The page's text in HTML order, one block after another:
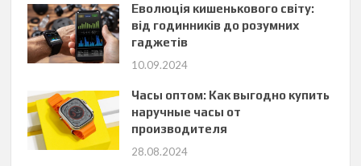
Еволюція кишенькового світу:
від годинників до розумних
гаджетів
10.09.2024
Часы оптом: Как выгодно купить
наручные часы от
производителя
28.08.2024